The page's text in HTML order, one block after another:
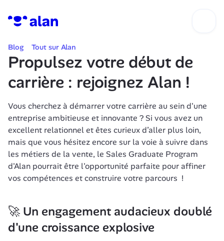
Blog Tout sur Alan
Propulsez votre début de
carrière : rejoignez Alan !
Vous cherchez à démarrer votre carrière au sein d'une
entreprise ambitieuse et innovante ? Si vous avez un
excellent relationnel et êtes curieux d’aller plus loin,
mais que vous hésitez encore sur la voie à suivre dans
les métiers de la vente, le Sales Graduate Program
d'Alan pourrait être l'opportunité parfaite pour affiner
vos compétences et construire votre parcours  !
🚀 Un engagement audacieux doublé
d'une croissance explosive